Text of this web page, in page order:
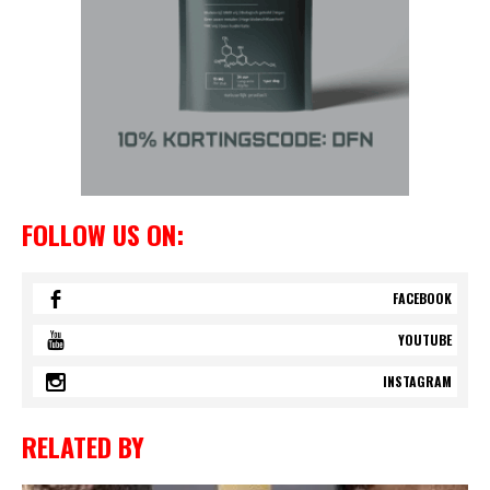
FOLLOW US ON:
FACEBOOK
YOUTUBE
INSTAGRAM
RELATED BY